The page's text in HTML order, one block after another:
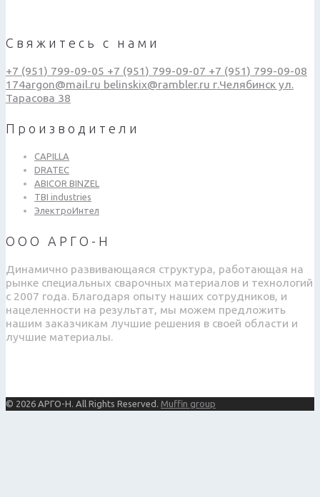
Свяжитесь с нами
+7 (951) 799-09-05 +7 (951) 799-09-07 +7 (951) 799-09-08
174argon@mail.ru belinskix@rambler.ru г.Челябинск ул.
Тарасова 38
Производители
CAPILLA
DRATEC
ABICOR BINZEL
TBI industries
ЭлектроИнтел
ООО АРГО-Н
Динамично развивающаяся структура, работающая на
рынке специальных сварочных материалов и технологий
с 2007 года. Благодаря опыту наших сотрудников, и
нацеленности на результат, мы можем предложить
нашим заказчикам лучшие решения в своей области и
лучшие материалы.
© 2026 АРГО-Н. All Rights Reserved. Muffin group